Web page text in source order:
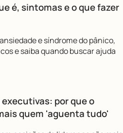
é, sintomas e o que fazer
e síndrome do pânico,
e saiba quando buscar ajuda
por que o
quem 'aguenta tudo'